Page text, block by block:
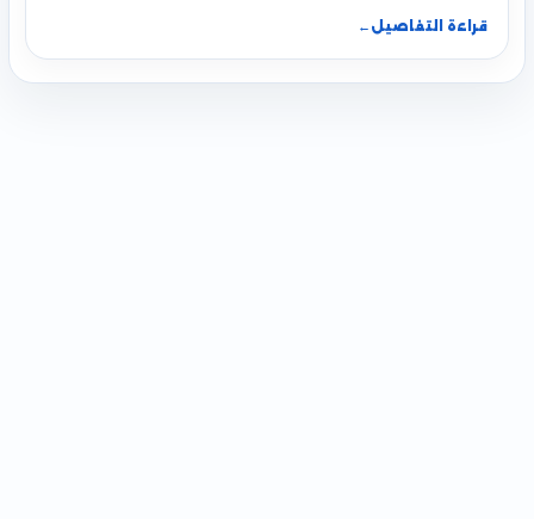
قراءة التفاصيل ←